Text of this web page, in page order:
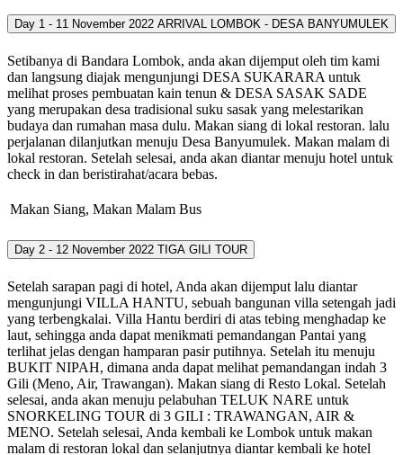
Day 1 - 11 November 2022 ARRIVAL LOMBOK - DESA BANYUMULEK
Setibanya di Bandara Lombok, anda akan dijemput oleh tim kami
dan langsung diajak mengunjungi DESA SUKARARA untuk
melihat proses pembuatan kain tenun & DESA SASAK SADE
yang merupakan desa tradisional suku sasak yang melestarikan
budaya dan rumahan masa dulu. Makan siang di lokal restoran. lalu
perjalanan dilanjutkan menuju Desa Banyumulek. Makan malam di
lokal restoran. Setelah selesai, anda akan diantar menuju hotel untuk
check in dan beristirahat/acara bebas.
Makan Siang, Makan Malam Bus
Day 2 - 12 November 2022 TIGA GILI TOUR
Setelah sarapan pagi di hotel, Anda akan dijemput lalu diantar
mengunjungi VILLA HANTU, sebuah bangunan villa setengah jadi
yang terbengkalai. Villa Hantu berdiri di atas tebing menghadap ke
laut, sehingga anda dapat menikmati pemandangan Pantai yang
terlihat jelas dengan hamparan pasir putihnya. Setelah itu menuju
BUKIT NIPAH, dimana anda dapat melihat pemandangan indah 3
Gili (Meno, Air, Trawangan). Makan siang di Resto Lokal. Setelah
selesai, anda akan menuju pelabuhan TELUK NARE untuk
SNORKELING TOUR di 3 GILI : TRAWANGAN, AIR &
MENO. Setelah selesai, Anda kembali ke Lombok untuk makan
malam di restoran lokal dan selanjutnya diantar kembali ke hotel